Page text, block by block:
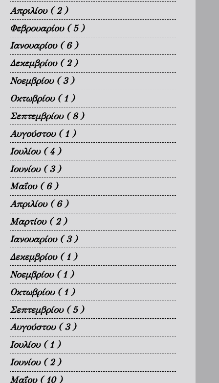
Απριλίου ( 2 )
Φεβρουαρίου ( 5 )
Ιανουαρίου ( 6 )
Δεκεμβρίου ( 2 )
Νοεμβρίου ( 3 )
Οκτωβρίου ( 1 )
Σεπτεμβρίου ( 8 )
Αυγούστου ( 1 )
Ιουλίου ( 4 )
Ιουνίου ( 3 )
Μαΐου ( 6 )
Απριλίου ( 6 )
Μαρτίου ( 2 )
Ιανουαρίου ( 3 )
Δεκεμβρίου ( 1 )
Νοεμβρίου ( 1 )
Οκτωβρίου ( 1 )
Σεπτεμβρίου ( 5 )
Αυγούστου ( 3 )
Ιουλίου ( 1 )
Ιουνίου ( 2 )
Μαΐου ( 10 )